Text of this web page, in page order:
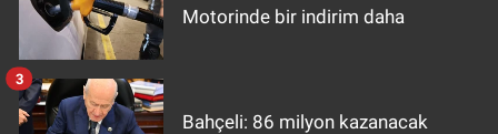
Motorinde bir indirim daha
Bahçeli: 86 milyon kazanacak
3